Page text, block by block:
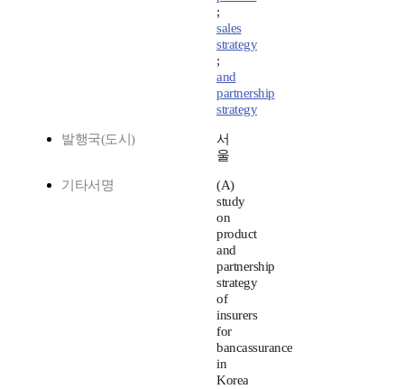
;
sales
strategy
;
and
partnership
strategy
발행국(도시)
서
울
기타서명
(A)
study
on
product
and
partnership
strategy
of
insurers
for
bancassurance
in
Korea